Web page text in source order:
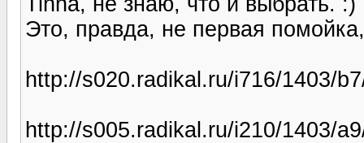
Это, правда, не первая
http://s020.radikal.ru/i716/1403/
http://s005.radikal.ru/i210/1403/